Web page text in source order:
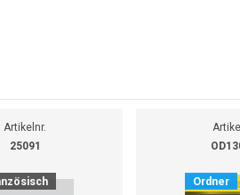
Artikelnr.
25091
Ordner